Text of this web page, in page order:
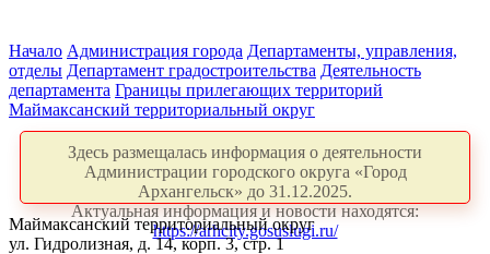
Начало Администрация города Департаменты, управления,
отделы Департамент градостроительства Деятельность
департамента Границы прилегающих территорий
Маймаксанский территориальный округ
Здесь размещалась информация о деятельности
Администрации городского округа «Город
Архангельск» до 31.12.2025.
Актуальная информация и новости находятся:
https://arhcity.gosuslugi.ru/
Маймаксанский территориальный округ
ул. Гидролизная, д. 14, корп. 3, стр. 1